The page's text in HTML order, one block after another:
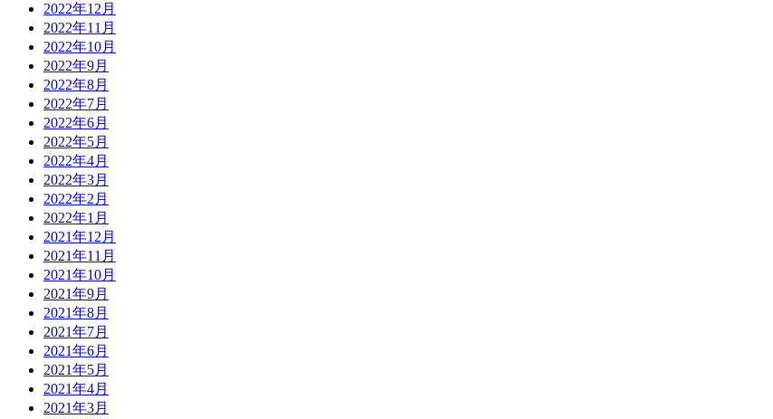
2022年12月
2022年11月
2022年10月
2022年9月
2022年8月
2022年7月
2022年6月
2022年5月
2022年4月
2022年3月
2022年2月
2022年1月
2021年12月
2021年11月
2021年10月
2021年9月
2021年8月
2021年7月
2021年6月
2021年5月
2021年4月
2021年3月